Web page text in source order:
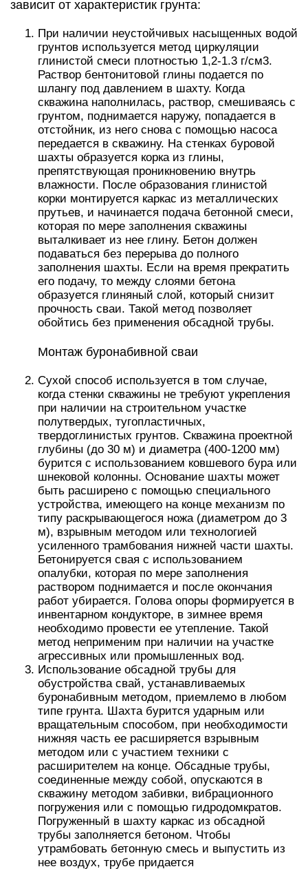
зависит от характеристик грунта:
При наличии неустойчивых насыщенных водой
грунтов используется метод циркуляции
глинистой смеси плотностью 1,2-1.3 г/см3.
Раствор бентонитовой глины подается по
шлангу под давлением в шахту. Когда
скважина наполнилась, раствор, смешиваясь с
грунтом, поднимается наружу, попадается в
отстойник, из него снова с помощью насоса
передается в скважину. На стенках буровой
шахты образуется корка из глины,
препятствующая проникновению внутрь
влажности. После образования глинистой
корки монтируется каркас из металлических
прутьев, и начинается подача бетонной смеси,
которая по мере заполнения скважины
выталкивает из нее глину. Бетон должен
подаваться без перерыва до полного
заполнения шахты. Если на время прекратить
его подачу, то между слоями бетона
образуется глиняный слой, который снизит
прочность сваи. Такой метод позволяет
обойтись без применения обсадной трубы.
Монтаж буронабивной сваи
Сухой способ используется в том случае,
когда стенки скважины не требуют укрепления
при наличии на строительном участке
полутвердых, тугопластичных,
твердоглинистых грунтов. Скважина проектной
глубины (до 30 м) и диаметра (400-1200 мм)
бурится с использованием ковшевого бура или
шнековой колонны. Основание шахты может
быть расширено с помощью специального
устройства, имеющего на конце механизм по
типу раскрывающегося ножа (диаметром до 3
м), взрывным методом или технологией
усиленного трамбования нижней части шахты.
Бетонируется свая с использованием
опалубки, которая по мере заполнения
раствором поднимается и после окончания
работ убирается. Голова опоры формируется в
инвентарном кондукторе, в зимнее время
необходимо провести ее утепление. Такой
метод неприменим при наличии на участке
агрессивных или промышленных вод.
Использование обсадной трубы для
обустройства свай, устанавливаемых
буронабивным методом, приемлемо в любом
типе грунта. Шахта бурится ударным или
вращательным способом, при необходимости
нижняя часть ее расширяется взрывным
методом или с участием техники с
расширителем на конце. Обсадные трубы,
соединенные между собой, опускаются в
скважину методом забивки, вибрационного
погружения или с помощью гидродомкратов.
Погруженный в шахту каркас из обсадной
трубы заполняется бетоном. Чтобы
утрамбовать бетонную смесь и выпустить из
нее воздух, трубе придается